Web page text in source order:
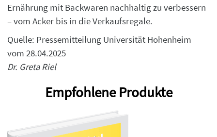
Ernährung mit Backwaren nachhaltig zu verbessern
– vom Acker bis in die Verkaufsregale.
Quelle: Pressemitteilung Universität Hohenheim
vom 28.04.2025
Dr. Greta Riel
Empfohlene Produkte